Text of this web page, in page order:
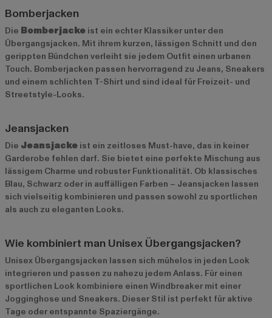
Bomberjacken
Die Bomberjacke ist ein echter Klassiker unter den
Übergangsjacken. Mit ihrem kurzen, lässigen Schnitt und den
gerippten Bündchen verleiht sie jedem Outfit einen urbanen
Touch. Bomberjacken passen hervorragend zu Jeans, Sneakers
und einem schlichten T-Shirt und sind ideal für Freizeit- und
Streetstyle-Looks.
Jeansjacken
Die Jeansjacke ist ein zeitloses Must-have, das in keiner
Garderobe fehlen darf. Sie bietet eine perfekte Mischung aus
lässigem Charme und robuster Funktionalität. Ob klassisches
Blau, Schwarz oder in auffälligen Farben – Jeansjacken lassen
sich vielseitig kombinieren und passen sowohl zu sportlichen
als auch zu eleganten Looks.
Wie kombiniert man Unisex Übergangsjacken?
Unisex Übergangsjacken lassen sich mühelos in jeden Look
integrieren und passen zu nahezu jedem Anlass. Für einen
sportlichen Look kombiniere einen Windbreaker mit einer
Jogginghose und Sneakers. Dieser Stil ist perfekt für aktive
Tage oder entspannte Spaziergänge.